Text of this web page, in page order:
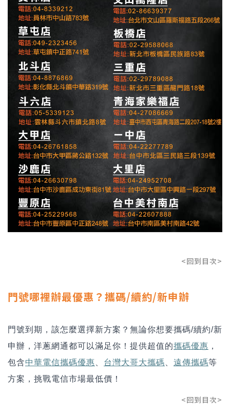
<回到目次>
門號哪裡辦最優惠？攜碼/續約/新申辦
門號到期，該怎麼選擇新方案？無論你想要攜碼/續約/新
申辦，洋蔥網通都可以滿足你！提供超值的攜碼優惠 ，
包含中華電信攜碼優惠 台灣大哥大攜碼 遠傳攜碼等
方案，挑戰電信市場最低價！
<回到目次>